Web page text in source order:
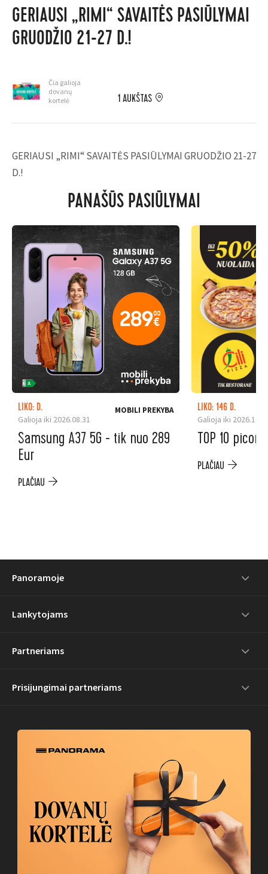
GERIAUSI „RIMI“ SAVAITĖS PASIŪLYMAI
GRUODŽIO 21-27 D.!
Čia galioja
dovanų
kortelė
1 AUKŠTAS
GERIAUSI „RIMI“ SAVAITĖS PASIŪLYMAI GRUODŽIO 21-27
D.!
PANAŠŪS PASIŪLYMAI
LIKO: D.
Galioja iki 2026.08.31
MOBILI PREKYBA
Samsung A37 5G - tik nuo 289
Eur
PLAČIAU
LIKO: 146 D.
Galioja iki
TOP 10
PLAČIAU
Panoramoje
Lankytojams
Partneriams
Prisijungimai partneriams